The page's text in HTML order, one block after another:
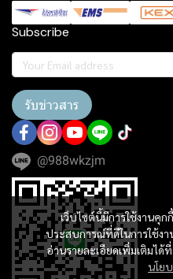
เว็บไซต์นี้มีการใช้งานคุ
ประสบการณ์ที่ดีในการใช้ง
อ่านรายละเอียดเพิ่มเติมได้ที่
นโย
Subscribe
รับข่าวสาร
@988wkzjm